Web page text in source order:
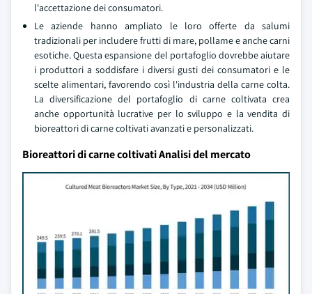
l'accettazione dei consumatori.
Le aziende hanno ampliato le loro offerte da salumi
tradizionali per includere frutti di mare, pollame e anche carni
esotiche. Questa espansione del portafoglio dovrebbe aiutare
i produttori a soddisfare i diversi gusti dei consumatori e le
scelte alimentari, favorendo così l'industria della carne colta.
La diversificazione del portafoglio di carne coltivata crea
anche opportunità lucrative per lo sviluppo e la vendita di
bioreattori di carne coltivati avanzati e personalizzati.
Bioreattori di carne coltivati Analisi del mercato